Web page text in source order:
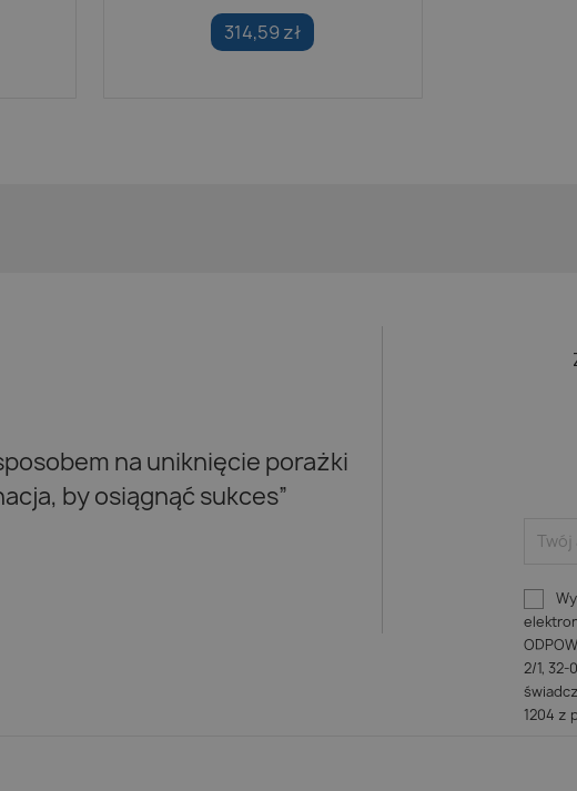
314,59 zł
na uniknięcie porażki
by osiągnąć sukces”
2/1,
1204 z